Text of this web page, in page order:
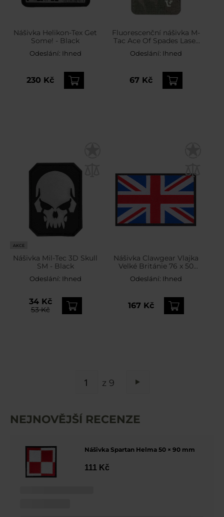
Nášivka Helikon-Tex Get
Some! - Black
Odeslání: Ihned
230 Kč
Fluorescenční nášivka M-
Tac Ace Of Spades Laser
Cut – Multicam/GID
Odeslání: Ihned
67 Kč
AKCE
Nášivka Mil-Tec 3D Skull
SM - Black
Odeslání: Ihned
34 Kč
53 Kč
Nášivka Clawgear Vlajka
Velké Británie 76 x 50
Odeslání: Ihned
167 Kč
z 9
NEJNOVĚJŠÍ RECENZE
Nášivka Spartan Helma 50 × 90 mm
111 Kč